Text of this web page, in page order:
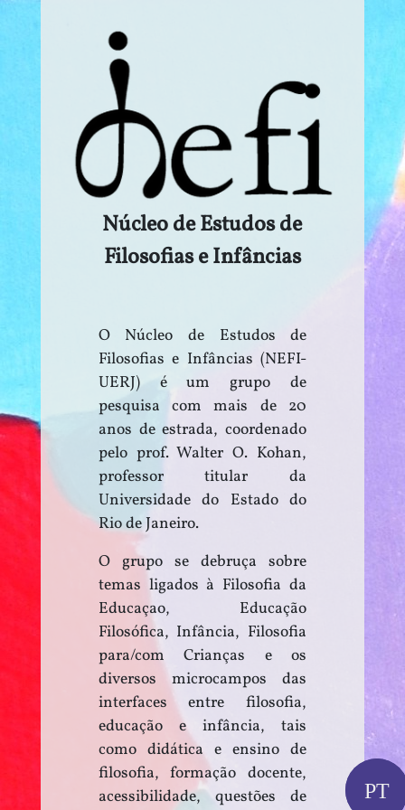
Núcleo de Estudos de
Filosofias e Infâncias
O Núcleo de Estudos de
Filosofias e Infâncias (NEFI-
UERJ) é um grupo de
pesquisa com mais de 20
anos de estrada, coordenado
pelo prof. Walter O. Kohan,
professor titular da
Universidade do Estado do
Rio de Janeiro.
O grupo se debruça sobre
temas ligados à Filosofia da
Educaçao, Educação
Filosófica, Infância, Filosofia
para/com Crianças e os
diversos microcampos das
interfaces entre filosofia,
educação e infância, tais
como didática e ensino de
filosofia, formação docente,
acessibilidade, questões de
PT
PT
EN
IT
ES